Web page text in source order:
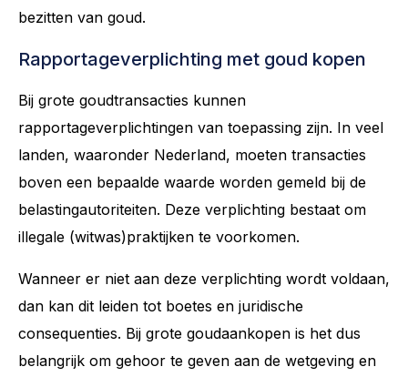
bezitten van goud.
Rapportageverplichting met goud kopen
Bij grote goudtransacties kunnen
rapportageverplichtingen van toepassing zijn. In veel
landen, waaronder Nederland, moeten transacties
boven een bepaalde waarde worden gemeld bij de
belastingautoriteiten. Deze verplichting bestaat om
illegale (witwas)praktijken te voorkomen.
Wanneer er niet aan deze verplichting wordt voldaan,
dan kan dit leiden tot boetes en juridische
consequenties. Bij grote goudaankopen is het dus
belangrijk om gehoor te geven aan de wetgeving en